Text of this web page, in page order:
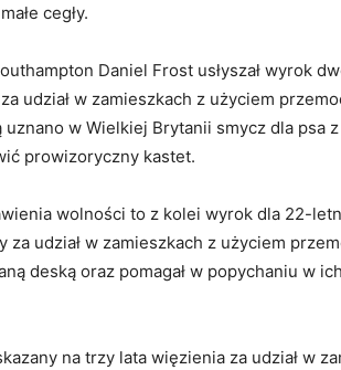
cegły.
Daniel Frost usłyszał wyrok
udział w zamieszkach z użyciem
w Wielkiej Brytanii smycz dla psa
prowizoryczny kastet.
wolności to z kolei wyrok dla 22-
za udział w zamieszkach z użyciem
deską oraz pomagał w popychaniu w
na trzy lata więzienia za udział w